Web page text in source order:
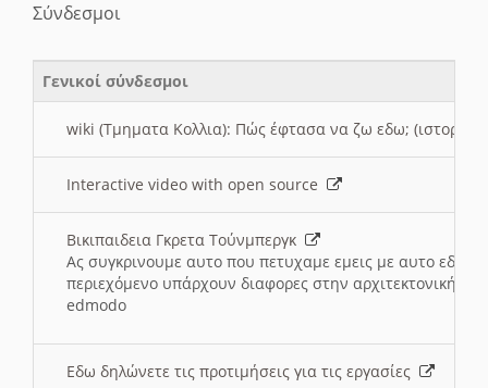
Σύνδεσμοι
Γενικοί σύνδεσμοι
wiki (Τμηματα Κολλια): Πώς έφτασα να ζω εδω; (ιστορια)
Interactive video with open source
Βικιπαιδεια Γκρετα Τούνμπεργκ
Ας συγκρινουμε αυτο που πετυχαμε εμεις με αυτο εδω
περιεχόμενο υπάρχουν διαφορες στην αρχιτεκτονική
edmodo
Εδω δηλώνετε τις προτιμήσεις για τις εργασίες